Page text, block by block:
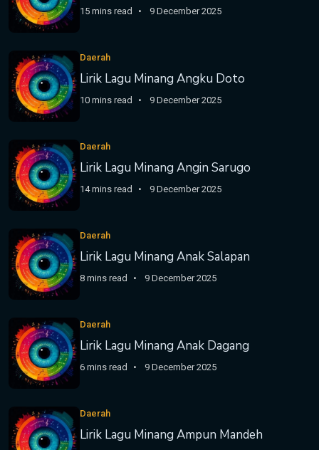
15 mins read 9 December 2025
Daerah
Lirik Lagu Minang Angku Doto
10 mins read 9 December 2025
Daerah
Lirik Lagu Minang Angin Sarugo
14 mins read 9 December 2025
Daerah
Lirik Lagu Minang Anak Salapan
8 mins read 9 December 2025
Daerah
Lirik Lagu Minang Anak Dagang
6 mins read 9 December 2025
Daerah
Lirik Lagu Minang Ampun Mandeh